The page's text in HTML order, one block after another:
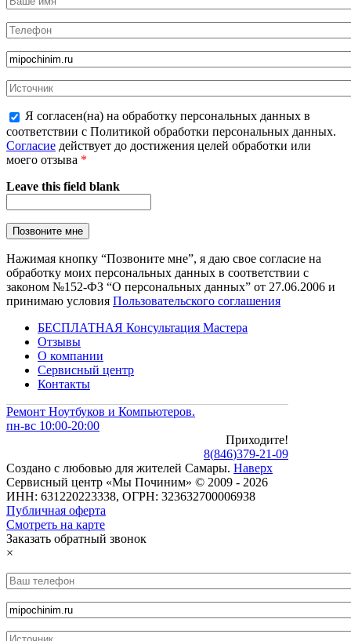
Я согласен(на) на обработку персональных данных в
соответствии с Политикой обработки персональных данных.
Согласие действует до достижения целей обработки или
моего отзыва *
Leave this field blank
Нажимая кнопку “Позвоните мне”, я даю свое согласие на
обработку моих персональных данных в соответствии с
законом №152-ФЗ “О персональных данных” от 27.06.2006 и
принимаю условия Пользовательского соглашения
БЕСПЛАТНАЯ Консультация Мастера
Отзывы
О компании
Сервисный центр
Контакты
Ремонт Ноутбуков и Компьютеров.
пн-вс 10:00-20:00
Приходите!
8(846)379-21-09
Создано с любовью для жителей Самары. Наверх
Сервисный центр «Мы Починим» © 2009 - 2026
ИНН: 631220223338, ОГРН: 323632700006938
Публичная оферта
Смотреть на карте
Заказать обратный звонок
×